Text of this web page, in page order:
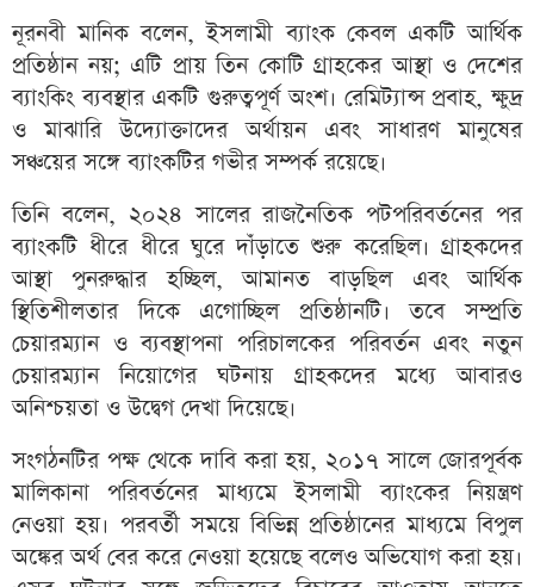
নূরনবী মানিক বলেন, ইসলামী ব্যাংক কেবল একটি আর্থিক
প্রতিষ্ঠান নয়; এটি প্রায় তিন কোটি গ্রাহকের আস্থা ও দেশের
ব্যাংকিং ব্যবস্থার একটি গুরুত্বপূর্ণ অংশ। রেমিট্যান্স প্রবাহ, ক্ষুদ্র
ও মাঝারি উদ্যোক্তাদের অর্থায়ন এবং সাধারণ মানুষের
সঞ্চয়ের সঙ্গে ব্যাংকটির গভীর সম্পর্ক রয়েছে।
তিনি বলেন, ২০২৪ সালের রাজনৈতিক পটপরিবর্তনের পর
ব্যাংকটি ধীরে ধীরে ঘুরে দাঁড়াতে শুরু করেছিল। গ্রাহকদের
আস্থা পুনরুদ্ধার হচ্ছিল, আমানত বাড়ছিল এবং আর্থিক
স্থিতিশীলতার দিকে এগোচ্ছিল প্রতিষ্ঠানটি। তবে সম্প্রতি
চেয়ারম্যান ও ব্যবস্থাপনা পরিচালকের পরিবর্তন এবং নতুন
চেয়ারম্যান নিয়োগের ঘটনায় গ্রাহকদের মধ্যে আবারও
অনিশ্চয়তা ও উদ্বেগ দেখা দিয়েছে।
সংগঠনটির পক্ষ থেকে দাবি করা হয়, ২০১৭ সালে জোরপূর্বক
মালিকানা পরিবর্তনের মাধ্যমে ইসলামী ব্যাংকের নিয়ন্ত্রণ
নেওয়া হয়। পরবর্তী সময়ে বিভিন্ন প্রতিষ্ঠানের মাধ্যমে বিপুল
অঙ্কের অর্থ বের করে নেওয়া হয়েছে বলেও অভিযোগ করা হয়।